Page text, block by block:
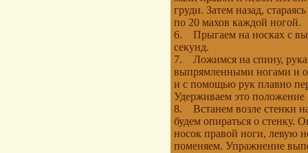
груди. Затем назад,
по 20 махов каждой ногой.
6. Прыгаем на носках с
секунд.
7. Ложимся на спину,
выпрямленными ногами и
и с помощью рук плавно
Удерживаем это положение
8. Встанем возле стенки
будем опираться о стенку.
носок правой ноги, левую
поменяем. Упражнение